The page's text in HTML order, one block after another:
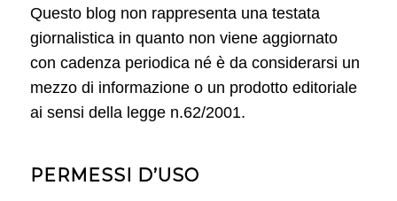
Questo blog non rappresenta una testata
giornalistica in quanto non viene aggiornato
con cadenza periodica né è da considerarsi un
mezzo di informazione o un prodotto editoriale
ai sensi della legge n.62/2001.
PERMESSI D’USO